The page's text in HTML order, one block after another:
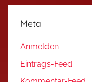
Meta
Anmelden
Eintrags-Feed